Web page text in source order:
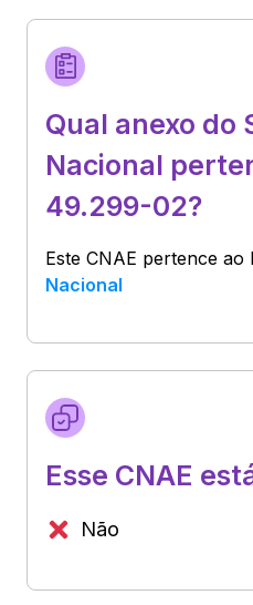
Qual anexo do
Nacional
49.299-02?
Este CNAE pertence ao
Nacional
Esse CNAE
Não